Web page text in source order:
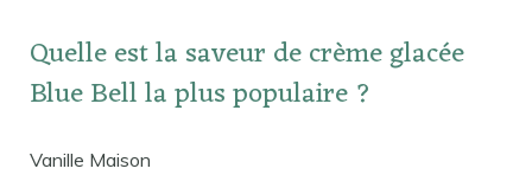
Quelle est la saveur de crème glacée
Blue Bell la plus populaire ?
Vanille Maison